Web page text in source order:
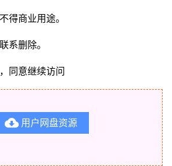
得商业用途。
系删除。
同意继续访问
 用户网盘资源